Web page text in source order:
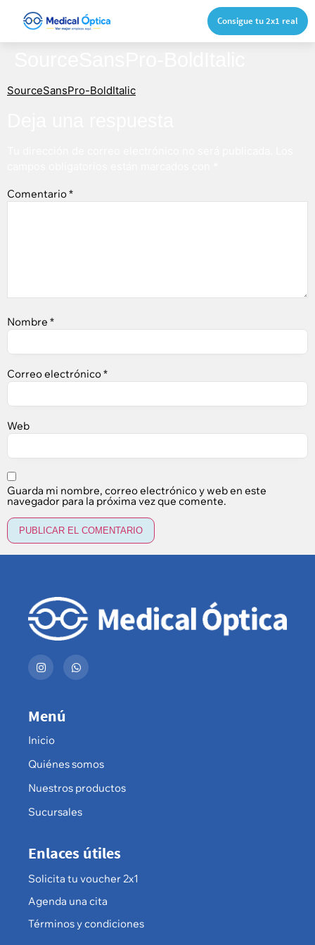
Consigue tu 2x1 real
SourceSansPro-BoldItalic
Comentario*
Nombre *
Correo electrónico*
Web
Guarda mi nombre, correo electrónico y web en este
navegador para la próxima vez que comente.
Menú
Inicio
Quiénes somos
Nuestros productos
Sucursales
Enlaces útiles
Solicita tu voucher 2x1
Agenda una cita
Términos y condiciones